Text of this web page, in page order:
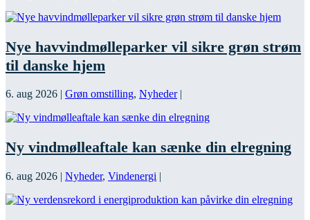
Nye havvindmølleparker vil sikre grøn strøm
til danske hjem
6. aug 2026 Grøn omstilling, Nyheder|
Ny vindmølleaftale kan sænke din elregning
6. aug 2026 | Nyheder, Vindenergi |